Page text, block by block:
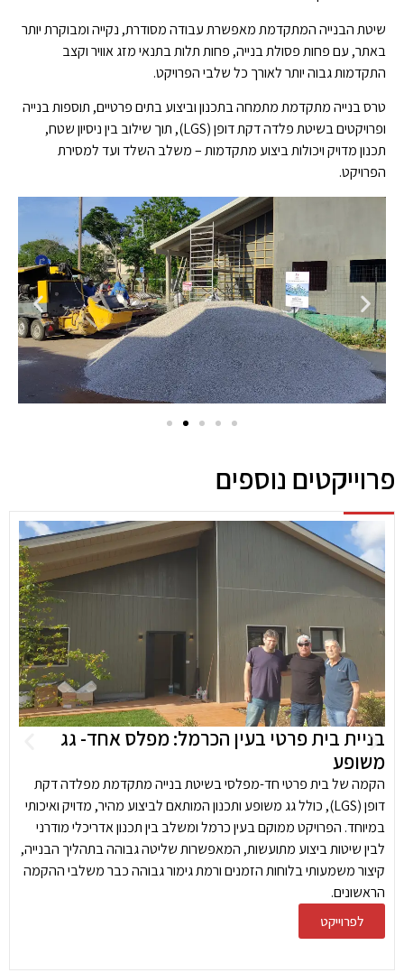
שיטת הבנייה המתקדמת מאפשרת עבודה מסודרת, נקייה ומבוקרת יותר
באתר, עם פחות פסולת בנייה, פחות תלות בתנאי מזג אוויר וקצב
התקדמות גבוה יותר לאורך כל שלבי הפרויקט.
טרס בנייה מתקדמת מתמחה בתכנון וביצוע בתים פרטיים, תוספות בנייה
ופרויקטים בשיטת פלדה דקת דופן (LGS), תוך שילוב בין ניסיון שטח,
תכנון מדויק ויכולות ביצוע מתקדמות – משלב השלד ועד למסירת
הפרויקט.
פרוייקטים נוספים
בניית בית פרטי בעין הכרמל: מפלס אחד- גג
משופע
הקמה של בית פרטי חד-מפלסי בשיטת בנייה מתקדמת מפלדה דקת
דופן (LGS), כולל גג משופע ותכנון המותאם לביצוע מהיר, מדויק ואיכותי
במיוחד. הפרויקט ממוקם בעין כרמל ומשלב בין תכנון אדריכלי מודרני
לבין שיטות ביצוע מתועשות, המאפשרות שליטה גבוהה בתהליך הבנייה,
קיצור משמעותי בלוחות הזמנים ורמת גימור גבוהה כבר משלבי ההקמה
הראשונים.
לפרוייקט